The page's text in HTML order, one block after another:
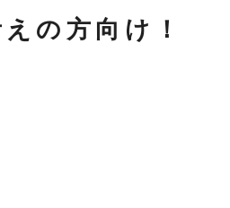
の方向け！